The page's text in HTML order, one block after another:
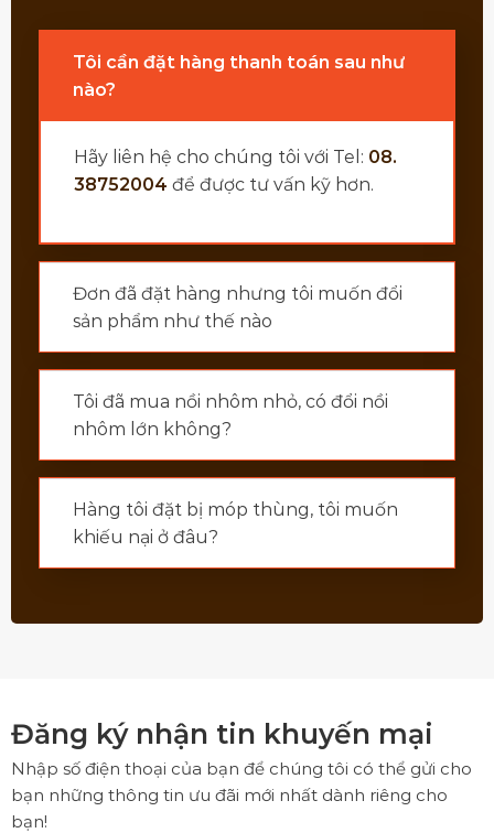
Tôi cần đặt hàng thanh toán sau như
nào?
Hãy liên hệ cho chúng tôi với Tel: 08.
38752004 để được tư vấn kỹ hơn.
Đơn đã đặt hàng nhưng tôi muốn đổi
sản phẩm như thế nào
Tôi đã mua nồi nhôm nhỏ, có đổi nồi
nhôm lớn không?
Hàng tôi đặt bị móp thùng, tôi muốn
khiếu nại ở đâu?
Đăng ký nhận tin khuyến mại
Nhập số điện thoại của bạn để chúng tôi có thể gửi cho
bạn những thông tin ưu đãi mới nhất dành riêng cho
bạn!